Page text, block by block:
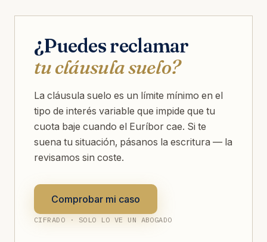
¿Puedes reclamar
tu cláusula suelo?
La cláusula suelo es un límite mínimo en el
tipo de interés variable que impide que tu
cuota baje cuando el Euríbor cae. Si te
suena tu situación, pásanos la escritura — la
revisamos sin coste.
Comprobar mi caso
CIFRADO · SOLO LO VE UN ABOGADO